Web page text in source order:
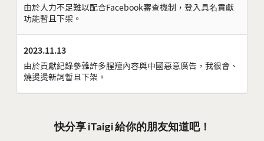
由於人力不足難以配合Facebook審查機制，登入具名貢獻
功能暫且下架。
2023.11.13
由於貢獻紀錄參雜許多腥羶內容與中國惡意廣告，我很會、
燒燙燙新詞暫且下架。
快分享 iTaigi 給你的朋友知道吧！